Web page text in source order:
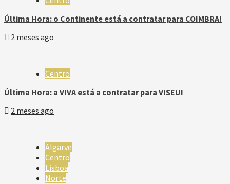
Última Hora: o Continente está a contratar para COIMBRA!
2 meses ago
Centro
Última Hora: a VIVA está a contratar para VISEU!
2 meses ago
Algarve
Centro
Lisboa
Norte